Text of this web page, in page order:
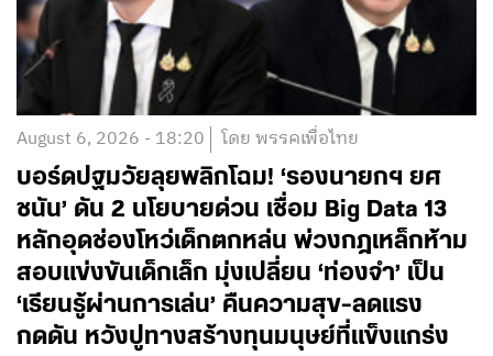
August 6, 2026 - 18:20 โดย พรรคเพื่อไทย
บอร์ดปฐมวัยลุยพลิกโฉม! ‘รองนายกฯ ยศ
ชนัน’ ดัน 2 นโยบายด่วน เชื่อม Big Data 13
หลักอุดช่องโหว่เด็กตกหล่น พ่วงกฎเหล็กห้าม
สอบแข่งขันเด็กเล็ก มุ่งเปลี่ยน ‘ท่องจำ’ เป็น
‘เรียนรู้ผ่านการเล่น’ คืนความสุข-ลดแรง
กดดัน หวังปูทางสร้างทุนมนุษย์ที่แข็งแกร่ง